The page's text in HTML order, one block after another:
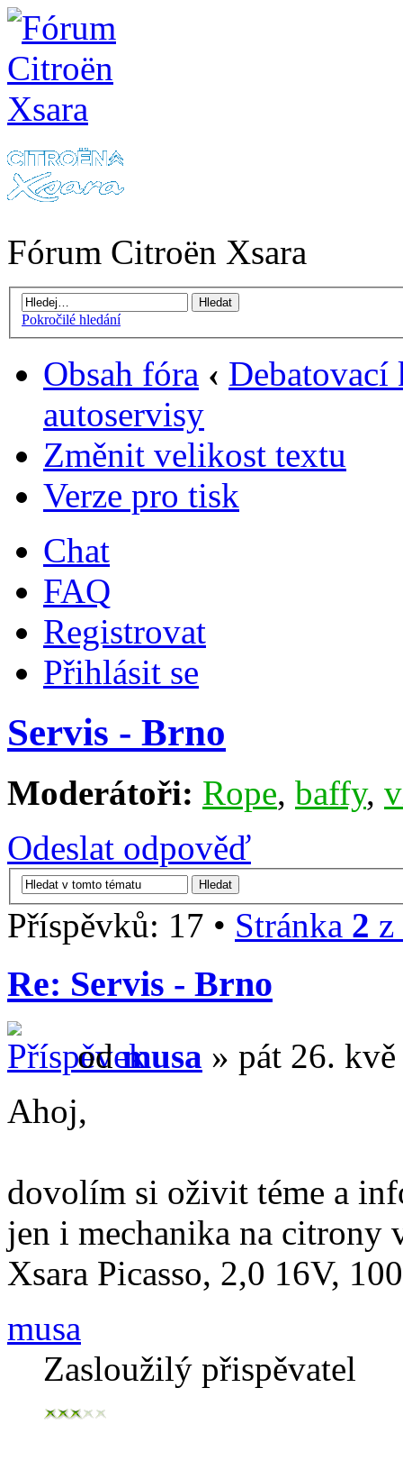
Fórum Citroën Xsara
Pokročilé hledání
Obsah fóra ‹ Debatovací
autoservisy
Změnit velikost textu
Verze pro tisk
Chat
FAQ
Registrovat
Přihlásit se
Servis - Brno
Moderátoři: Rope, baffy,
Odeslat odpověď
Příspěvků: 17 • Stránka 2 z
Re: Servis - Brno
odmusa » pát 26.
Ahoj,
dovolím si oživit téme a
jen i mechanika na citrony
Xsara Picasso, 2,0 16V,
musa
Zasloužilý přispěvatel